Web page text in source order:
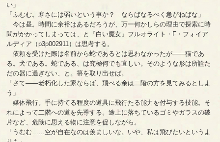
い」
「ふむむ。寒さには弱いという事か？ ならばなるべく急がねばな」
今は昼。時間に余裕はあるだろうが、万一何かしらの理由で探索に時
間がかかってしまっては、と『白い魔女』フルオライト・F・フォイア
ルディア（p3p002911）は思考する。
依頼を受けた際は名前から蛇であるとは思わなかったが――猫であ
る。犬である。蛇である、は究極何でも宜しい。そのような形は所詮た
だの器に過ぎない、と。箒を取り出せば。
「さて――老朽化した家ならば、飛べる余は二階の方を見てみるとしよ
う」
媒体飛行。手に持てる程度の道具に飛行たる能力を付与する技能。そ
れによって二階への道を先導する。途上に落ちているゴミやガラスの破
片など、危険に思える物に注意を促しながら。
「うむむ……空が自在なのは羨ましいな。いや、私は飛びたいというよ